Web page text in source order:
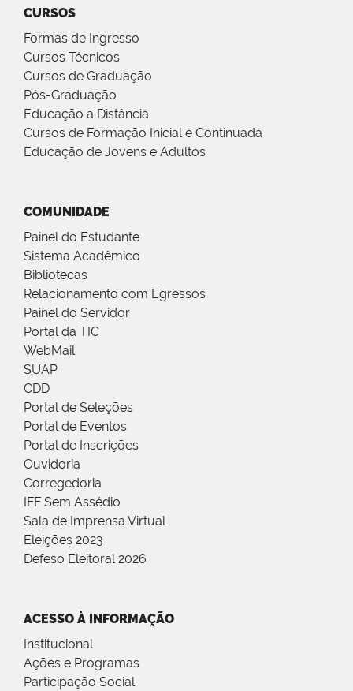
CURSOS
Formas de Ingresso
Cursos Técnicos
Cursos de Graduação
Pós-Graduação
Educação a Distância
Cursos de Formação Inicial e Continuada
Educação de Jovens e Adultos
COMUNIDADE
Painel do Estudante
Sistema Acadêmico
Bibliotecas
Relacionamento com Egressos
Painel do Servidor
Portal da TIC
WebMail
SUAP
CDD
Portal de Seleções
Portal de Eventos
Portal de Inscrições
Ouvidoria
Corregedoria
IFF Sem Assédio
Sala de Imprensa Virtual
Eleições 2023
Defeso Eleitoral 2026
ACESSO À INFORMAÇÃO
Institucional
Ações e Programas
Participação Social